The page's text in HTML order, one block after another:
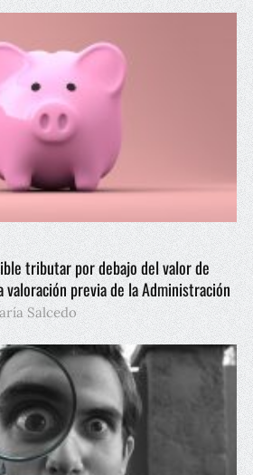
tributar por debajo del valor de
previa de la Administración
Salcedo